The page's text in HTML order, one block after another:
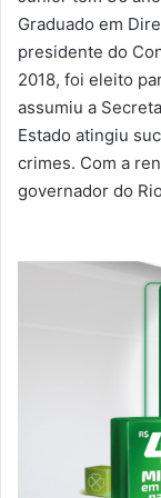
Graduado em
presidente do
2018, foi eleito
assumiu a
Estado atingiu
crimes. Com a
governador do